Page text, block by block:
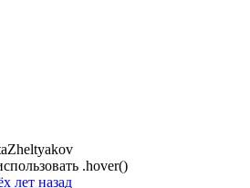
.hover()
лет назад